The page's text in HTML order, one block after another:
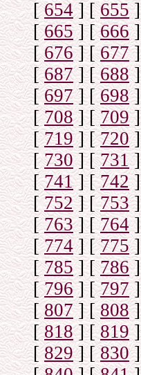
[654] [655]
[665] [666]
[676] [677]
[687] [688]
[697] [698]
[708] [709]
[719] [720]
[730] [731]
[741] [742]
[752] [753]
[763] [764]
[774] [775]
[785] [786]
[796] [797]
[807] [808]
[818] [819]
[829] [830]